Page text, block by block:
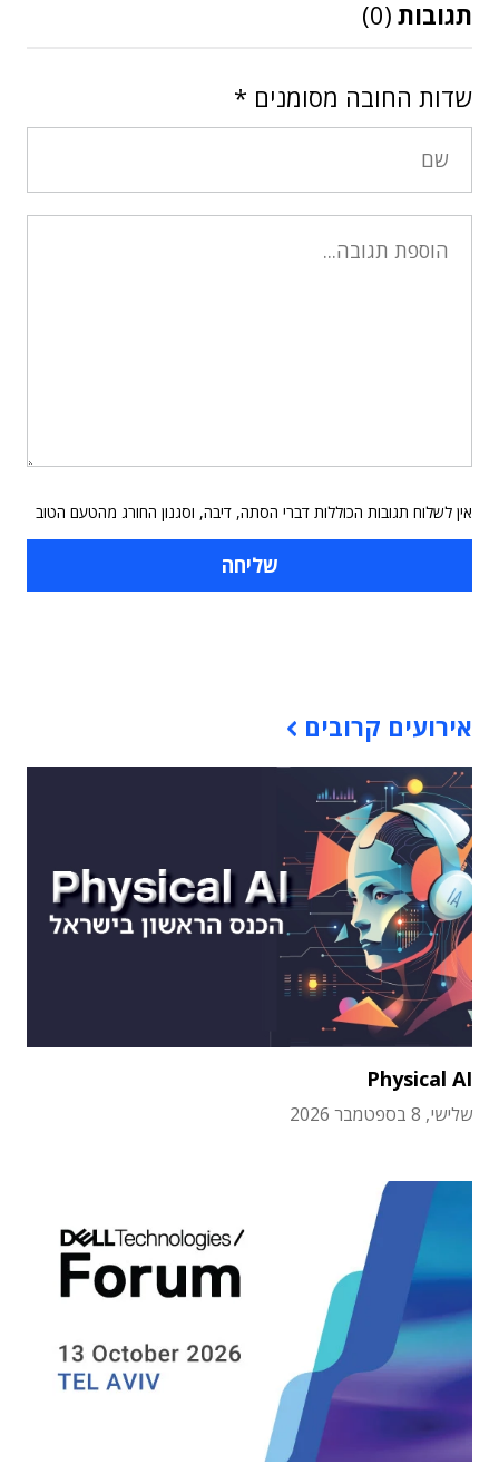
תגובות (0)
שדות החובה מסומנים *
אין לשלוח תגובות הכוללות דברי הסתה, דיבה, וסגנון החורג מהטעם הטוב
אירועים קרובים
Physical AI
שלישי, 8 בספטמבר 2026